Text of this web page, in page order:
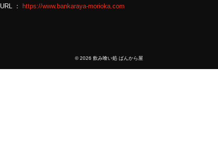
URL ：
https://www.bankaraya-morioka.com
©2026 飲み喰い処 ばんから屋